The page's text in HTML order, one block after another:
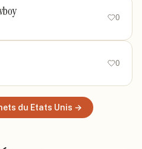
0
0
du Etats Unis →